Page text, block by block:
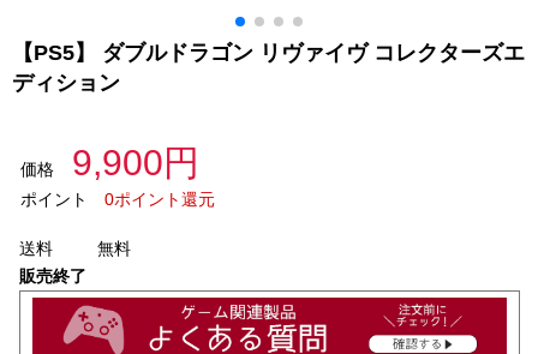
【PS5】 ダブルドラゴン リヴァイヴ コレクターズエ
ディション
価格 9,900円
ポイント 0ポイント還元
送料
無料
販売終了